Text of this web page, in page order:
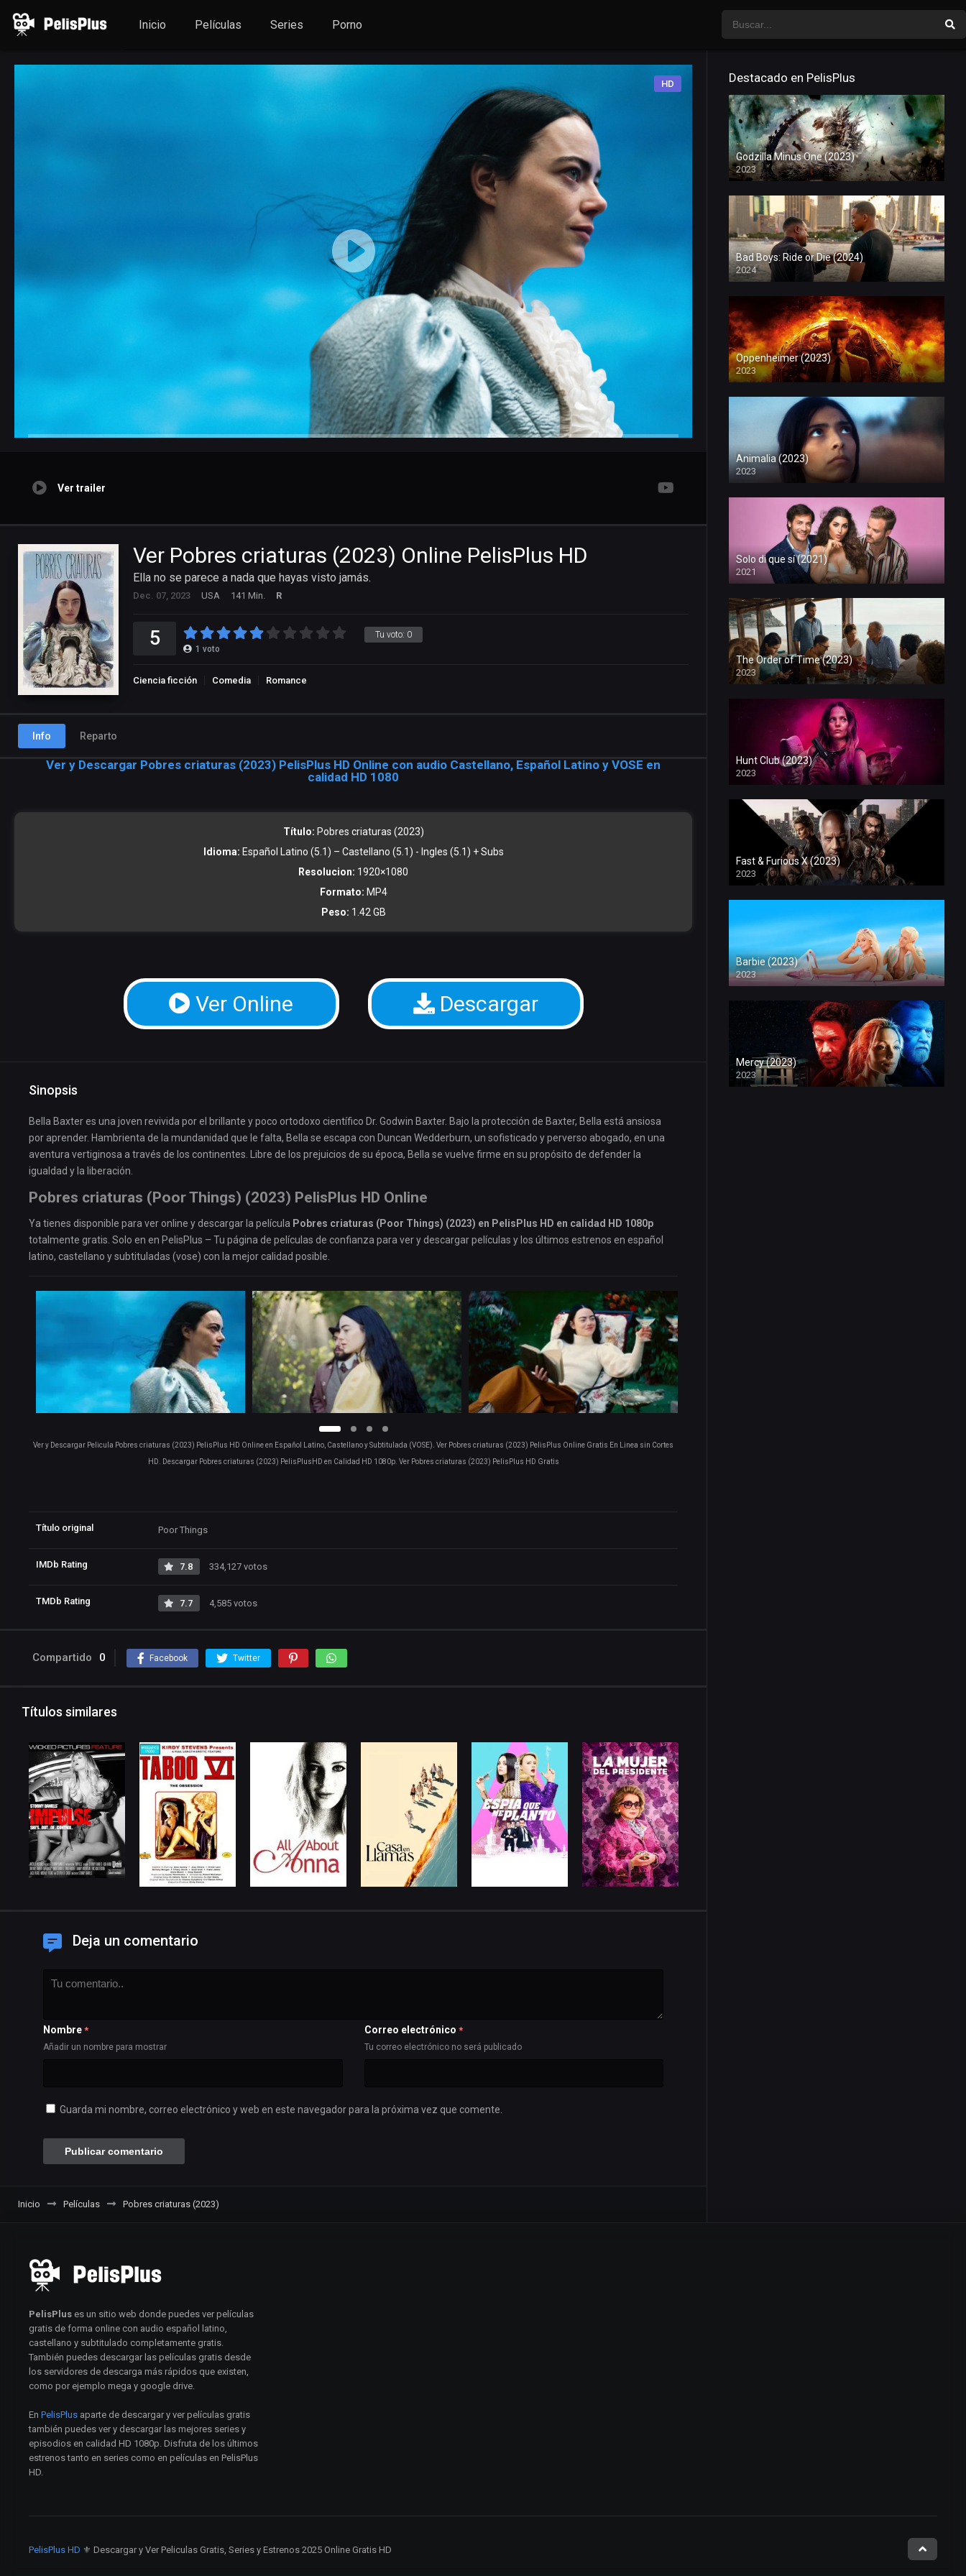
Inicio Películas Series Porno
HD
Ver trailer
Ver Pobres criaturas (2023) Online PelisPlus HD
Ella no se parece a nada que hayas visto jamás.
Dec. 07, 2023 USA 141 Min. R
Tu voto: 0
5 1 voto
Ciencia ficción Comedia Romance
Info Reparto
Ver y Descargar Pobres criaturas (2023) PelisPlus HD Online con audio Castellano, Español Latino y VOSE en
calidad HD 1080
Título: Pobres criaturas (2023)
Idioma: Español Latino (5.1) – Castellano (5.1) - Ingles (5.1) + Subs
Resolucion: 1920×1080
Formato: MP4
Peso: 1.42 GB
Ver Online Descargar
Sinopsis
Bella Baxter es una joven revivida por el brillante y poco ortodoxo científico Dr. Godwin Baxter. Bajo la protección de Baxter, Bella está ansiosa
por aprender. Hambrienta de la mundanidad que le falta, Bella se escapa con Duncan Wedderburn, un sofisticado y perverso abogado, en una
aventura vertiginosa a través de los continentes. Libre de los prejuicios de su época, Bella se vuelve firme en su propósito de defender la
igualdad y la liberación.
Pobres criaturas (Poor Things) (2023) PelisPlus HD Online
Ya tienes disponible para ver online y descargar la película Pobres criaturas (Poor Things) (2023) en PelisPlus HD en calidad HD 1080p
totalmente gratis. Solo en en PelisPlus – Tu página de películas de confianza para ver y descargar películas y los últimos estrenos en español
latino, castellano y subtituladas (vose) con la mejor calidad posible.
Ver y Descargar Pelicula Pobres criaturas (2023) PelisPlus HD Online en Español Latino, Castellano y Subtitulada (VOSE). Ver Pobres criaturas (2023) PelisPlus Online Gratis En Linea sin Cortes
HD. Descargar Pobres criaturas (2023) PelisPlusHD en Calidad HD 1080p. Ver Pobres criaturas (2023) PelisPlus HD Gratis
Título original Poor Things
IMDb Rating 7.8 334,127 votos
TMDb Rating 7.7 4,585 votos
Compartido 0 Facebook Twitter
Títulos similares
Deja un comentario
Nombre *
Añadir un nombre para mostrar
Correo electrónico *
Tu correo electrónico no será publicado
Guarda mi nombre, correo electrónico y web en este navegador para la próxima vez que comente.
Inicio Películas Pobres criaturas (2023)
Destacado en PelisPlus
Godzilla Minus One (2023)
2023
Bad Boys: Ride or Die (2024)
2024
Oppenheimer (2023)
2023
Animalia (2023)
2023
Solo di que sí (2021)
2021
The Order of Time (2023)
2023
Hunt Club (2023)
2023
Fast & Furious X (2023)
2023
Barbie (2023)
2023
Mercy (2023)
2023
PelisPlus es un sitio web donde puedes ver películas
gratis de forma online con audio español latino,
castellano y subtitulado completamente gratis.
También puedes descargar las películas gratis desde
los servidores de descarga más rápidos que existen,
como por ejemplo mega y google drive.
En PelisPlus aparte de descargar y ver películas gratis
también puedes ver y descargar las mejores series y
episodios en calidad HD 1080p. Disfruta de los últimos
estrenos tanto en series como en películas en PelisPlus
HD.
PelisPlus HD ⚜️ Descargar y Ver Peliculas Gratis, Series y Estrenos 2025 Online Gratis HD